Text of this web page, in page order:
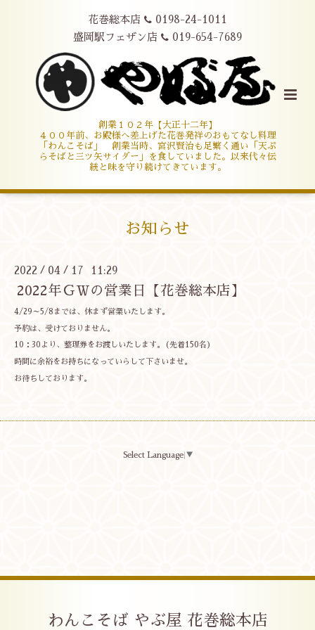
花巻総本店
0198-24-1011
盛岡駅フェザン店
019-654-7689
創業１０２年【大正十二年】
４００年前、お殿様へ差上げた花巻発祥のおもてなし料理
「わんこそば」 創業当時、宮沢賢治も足繁く通い「天ぷ
らそばと三ツ矢サイダー」を食していました。以来代々伝
統と味を守り続けてきています。
お知らせ
2022 / 04 / 17 11:29
2022年ＧＷの営業日【花巻総本店】
4/29～5/8までは、休まず営業いたします。
予約は、受けておりません。
10：30より、整理券をお渡しいたします。(先着150名)
時間に余裕をお持ちになっていらして下さいませ。
お待ちしております。
Select Language ▼
わんこそば やぶ屋 花巻総本店